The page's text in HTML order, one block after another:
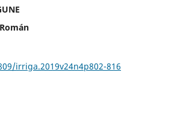
irriga.2019v24n4p802-816